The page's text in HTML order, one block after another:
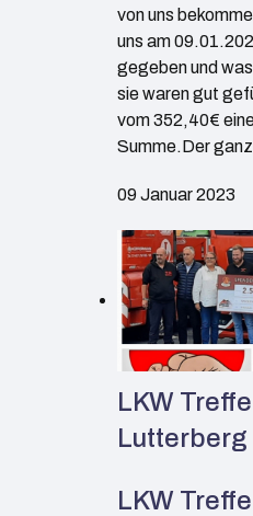
von uns
uns am
gegeben und
sie waren gut
vom 352,40€
Summe.Der
09 Januar 2023
LKW
Lutterberg
LKW